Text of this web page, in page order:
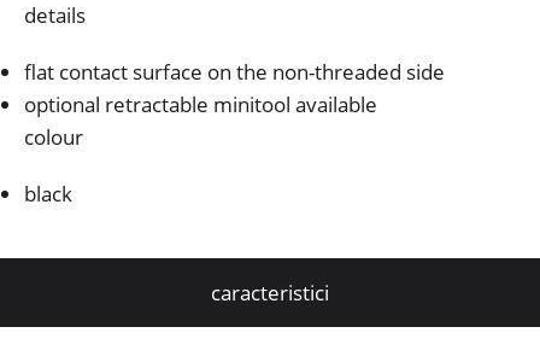
details
flat contact surface on the non-threaded side
optional retractable minitool available
colour
black
caracteristici